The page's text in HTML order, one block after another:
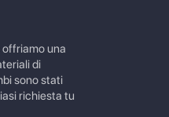
offriamo una
di
sono stati
richiesta tu